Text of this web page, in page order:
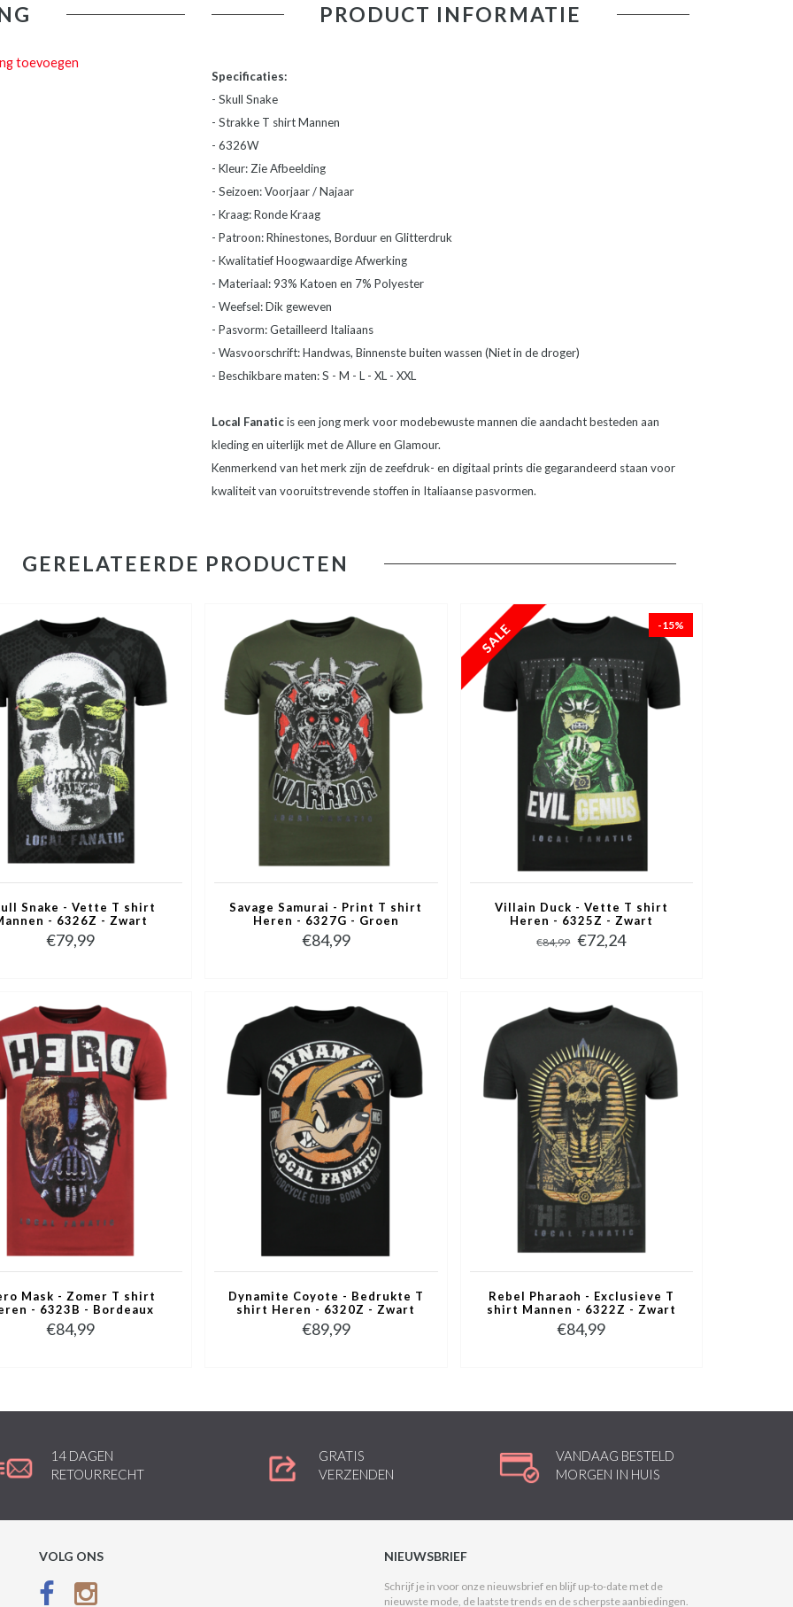
toevoegen
PRODUCT INFORMATIE
Specificaties:
- Skull Snake
- Strakke T shirt Mannen
- 6326W
- Kleur: Zie Afbeelding
- Seizoen: Voorjaar / Najaar
- Kraag: Ronde Kraag
- Patroon: Rhinestones, Borduur en Glitterdruk
- Kwalitatief Hoogwaardige Afwerking
- Materiaal: 93% Katoen en 7% Polyester
- Weefsel: Dik geweven
- Pasvorm: Getailleerd Italiaans
- Wasvoorschrift: Handwas, Binnenste buiten wassen (Niet in de droger)
- Beschikbare maten: S - M - L - XL - XXL
Local Fanaticis een jong merk voor modebewuste mannen die aandacht besteden aan
kleding en uiterlijk met de Allure en Glamour.
Kenmerkend van het merk zijn de zeefdruk- en digitaal prints die gegarandeerd staan voor
kwaliteit van vooruitstrevende stoffen in Italiaanse pasvormen.
GERELATEERDE PRODUCTEN
Snake - Vette T shirt
- 6326Z - Zwart
€79,99
Savage Samurai - Print T shirt
Heren - 6327G - Groen
€84,99
-15%
Villain Duck - Vette T shirt
Heren - 6325Z - Zwart
€84,99 €72,24
Mask - Zomer T shirt
- 6323B - Bordeaux
€84,99
Dynamite Coyote - Bedrukte T
shirt Heren - 6320Z - Zwart
€89,99
Rebel Pharaoh - Exclusieve T
shirt Mannen - 6322Z - Zwart
€84,99
14 DAGEN
RETOURRECHT
GRATIS
VERZENDEN
VANDAAG BESTELD
MORGEN IN HUIS
VOLG ONS NIEUWSBRIEF
Schrijf je in voor onze nieuwsbrief en blijf up-to-date met de
nieuwste mode, de laatste trends en de scherpste aanbiedingen.